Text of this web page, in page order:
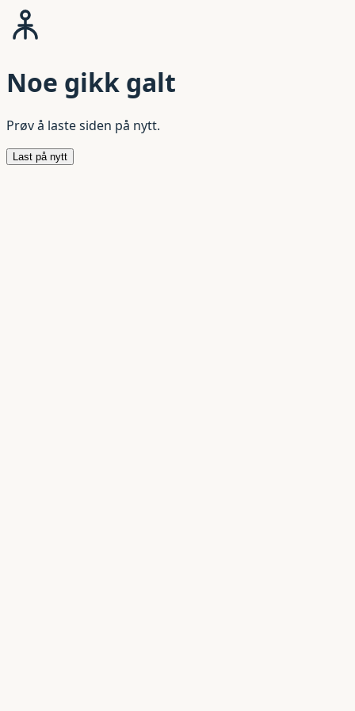
Noe gikk galt
Prøv å laste siden på nytt.
Last på nytt